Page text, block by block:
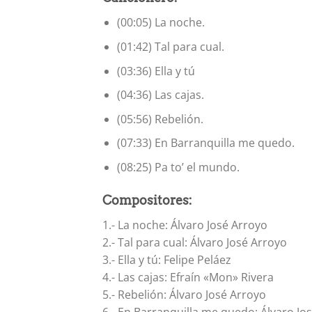
(00:05) La noche.
(01:42) Tal para cual.
(03:36) Ella y tú
(04:36) Las cajas.
(05:56) Rebelión.
(07:33) En Barranquilla me quedo.
(08:25) Pa to’ el mundo.
Compositores:
1.- La noche: Álvaro José Arroyo
2.- Tal para cual: Álvaro José Arroyo
3.- Ella y tú: Felipe Peláez
4.- Las cajas: Efraín «Mon» Rivera
5.- Rebelión: Álvaro José Arroyo